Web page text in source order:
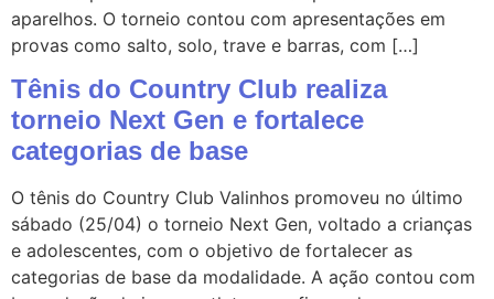
aparelhos. O torneio contou com apresentações em
provas como salto, solo, trave e barras, com […]
Tênis do Country Club realiza
torneio Next Gen e fortalece
categorias de base
O tênis do Country Club Valinhos promoveu no último
sábado (25/04) o torneio Next Gen, voltado a crianças
e adolescentes, com o objetivo de fortalecer as
categorias de base da modalidade. A ação contou com